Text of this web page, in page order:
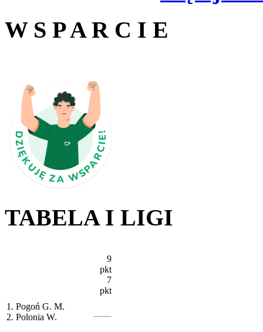
W S P A R C I E
TABELA I LIGI
1. Pogoń G. M.
2. Polonia W.
9
pkt
7
pkt